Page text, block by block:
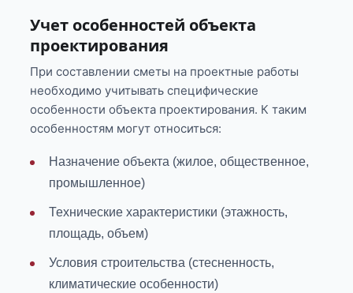
Учет особенностей объекта
проектирования
При составлении сметы на проектные работы
необходимо учитывать специфические
особенности объекта проектирования. К таким
особенностям могут относиться:
Назначение объекта (жилое, общественное,
промышленное)
Технические характеристики (этажность,
площадь, объем)
Условия строительства (стесненность,
климатические особенности)